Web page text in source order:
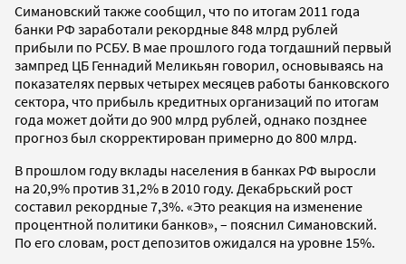
Симановский также сообщил, что по итогам 2011 года
банки РФ заработали рекордные 848 млрд рублей
прибыли по РСБУ. В мае прошлого года тогдашний первый
зампред ЦБ Геннадий Меликьян говорил, основываясь на
показателях первых четырех месяцев работы банковского
сектора, что прибыль кредитных организаций по итогам
года может дойти до 900 млрд рублей, однако позднее
прогноз был скорректирован примерно до 800 млрд.
В прошлом году вклады населения в банках РФ выросли
на 20,9% против 31,2% в 2010 году. Декабрьский рост
составил рекордные 7,3%. «Это реакция на изменение
процентной политики банков», – пояснил Симановский.
По его словам, рост депозитов ожидался на уровне 15%.